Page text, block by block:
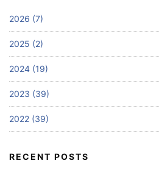
2026 (7)
2025 (2)
2024 (19)
2023 (39)
2022 (39)
RECENT POSTS